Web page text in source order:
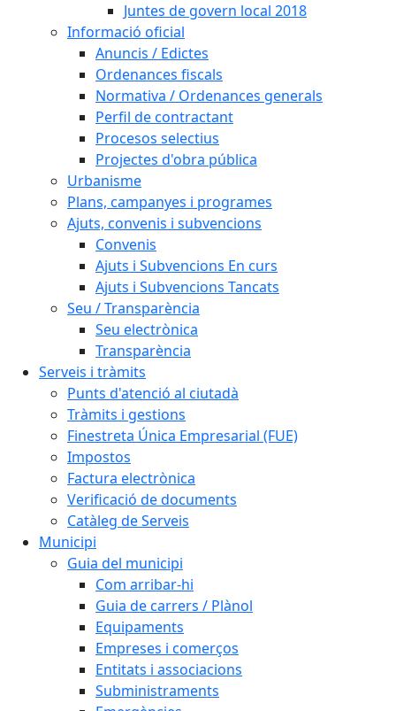
Juntes de govern local 2018
Informació oficial
Anuncis / Edictes
Ordenances fiscals
Normativa / Ordenances generals
Perfil de contractant
Procesos selectius
Projectes d'obra pública
Urbanisme
Plans, campanyes i programes
Ajuts, convenis i subvencions
Convenis
Ajuts i Subvencions En curs
Ajuts i Subvencions Tancats
Seu / Transparència
Seu electrònica
Transparència
Serveis i tràmits
Punts d'atenció al ciutadà
Tràmits i gestions
Finestreta Única Empresarial (FUE)
Impostos
Factura electrònica
Verificació de documents
Catàleg de Serveis
Municipi
Guia del municipi
Com arribar-hi
Guia de carrers / Plànol
Equipaments
Empreses i comerços
Entitats i associacions
Subministraments